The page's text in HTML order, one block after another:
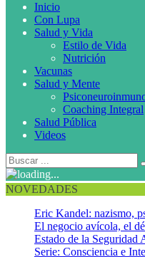
Inicio
Con Lupa
Salud y Vida
Estilo de Vida
Nutrición
Vacunas
Salud y Mente
Coaching Integral
Salud Pública
Videos
NOVEDADES
Eric Kandel: nazismo,
El negocio avícola, el
Estado de la Seguridad
Serie: Consciencia e